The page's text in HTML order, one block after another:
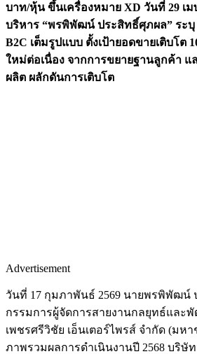
บาท/หุ้น ขึ้นเครื่องหมาย XD วันที่ 29 เม
บริหาร “พรพิพัฒน์ ประสิทธิ์ศุภผล” ระบุ
B2C เต็มรูปแบบ ตั้งเป้ายอดขายเติบโต
ใหม่ต่อเนื่อง จากการขยายฐานลูกค้า
ผลิต ผลักดันการเติบโต
Advertisement
วันที่ 17 กุมภาพันธ์ 2569 นายพรพิพัฒน์
กรรมการผู้จัดการสายงานกลยุทธ์และ
เพชรศรีวิชัย เอ็นเตอร์ไพรส์ จำกัด (มหา
ภาพรวมผลการดำเนินงานปี 2568 บริษัท